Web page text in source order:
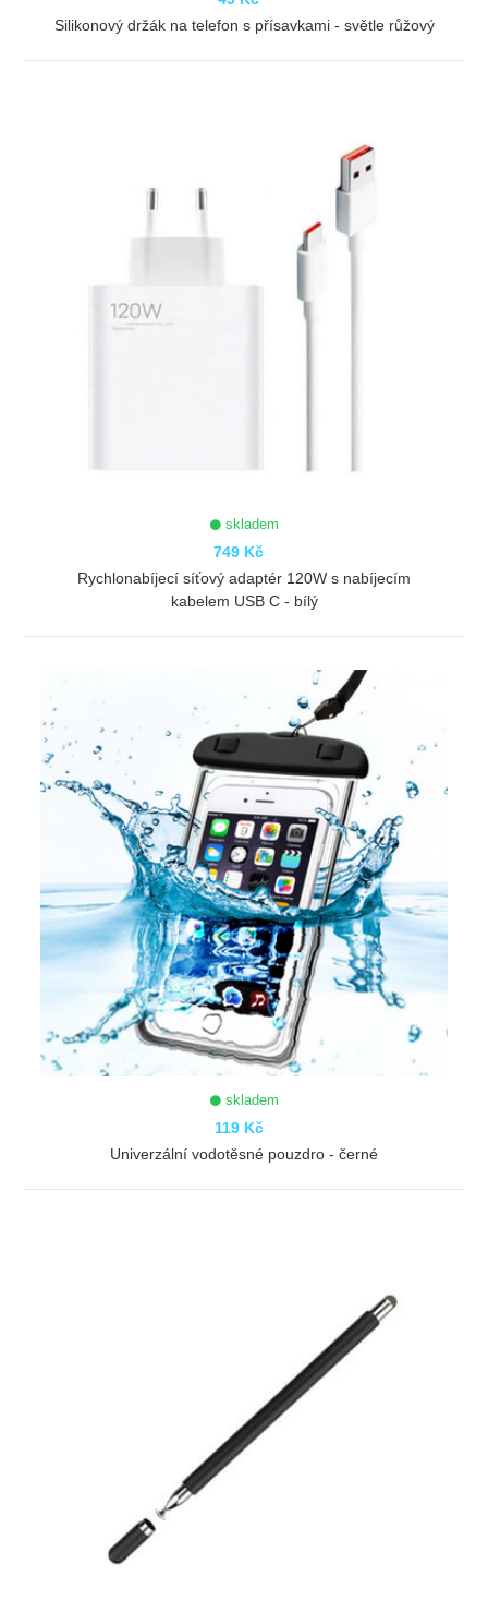
Silikonový držák na telefon s přísavkami - světle růžový
skladem
749 Kč
Rychlonabíjecí síťový adaptér 120W s nabíjecím
kabelem USB C - bílý
skladem
119 Kč
Univerzální vodotěsné pouzdro - černé